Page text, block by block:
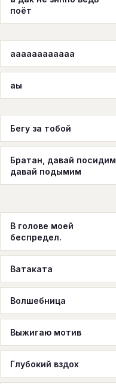
поёт
аааааааааааа
аы
Бегу за тобой
Братан, давай посидим,
давай подымим
В голове моей
беспредел.
Ватаката
Волшебница
Выжигаю мотив
Глубокий вздох